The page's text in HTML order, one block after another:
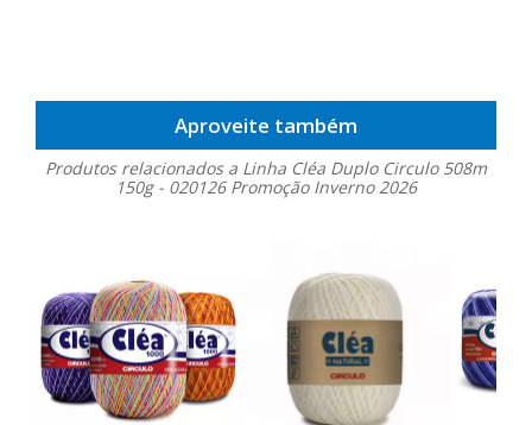
Aproveite também
Produtos relacionados a Linha Cléa Duplo Circulo 508m
150g - 020126 Promoção Inverno 2026